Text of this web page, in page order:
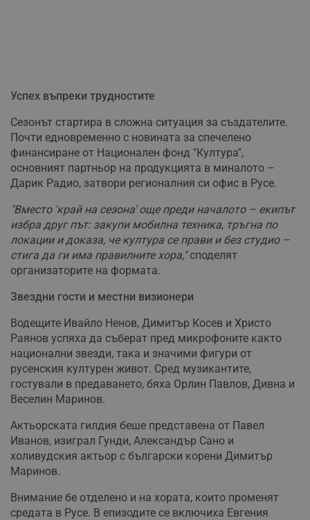
Успех въпреки трудностите
Сезонът стартира в сложна ситуация за създателите.
Почти едновременно с новината за спечелено
финансиране от Национален фонд "Култура",
основният партньор на продукцията в миналото –
Дарик Радио, затвори регионалния си офис в Русе.
"Вместо 'край на сезона' още преди началото – екипът
избра друг път: закупи мобилна техника, тръгна по
локации и доказа, че култура се прави и без студио –
стига да ги има правилните хора,"споделят
организаторите на формата.
Звездни гости и местни визионери
Водещите Ивайло Ненов, Димитър Косев и Христо
Раянов успяха да съберат пред микрофоните както
национални звезди, така и значими фигури от
русенския културен живот. Сред музикантите,
гостували в предаването, бяха Орлин Павлов, Дивна и
Веселин Маринов.
Актьорската гилдия беше представена от Павел
Иванов, изиграл Гунди, Александър Сано и
холивудския актьор с български корени Димитър
Маринов.
Внимание бе отделено и на хората, които променят
средата в Русе. В епизодите се включиха Евгения